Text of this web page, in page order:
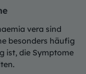
vera sind
besonders häufig
ist, die Symptome